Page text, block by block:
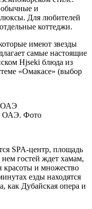
обычные и
Для любителей
коттеджи.
имеют звезды
самые настоящие
Hjseki блюда из
«Омакасе» (выбор
ОАЭ. Фото
SPA-центр, площадь
нем гостей ждет хамам,
красоты и множество
езды находятся
как Дубайская опера и